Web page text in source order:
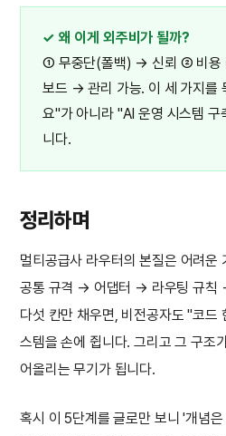
✓ 왜 이게 외주비가 될까?
① 무중단(폴백) → 신뢰 ② 비용
보드 → 관리 가능. 이 세 가지를
요"가 아니라 "AI 운영 시스템 구
니다.
정리하며
멀티공급사 라우터의 본질은 어려운
공통 규격 → 어댑터 → 라우팅 규칙
다섯 칸만 채우면, 비전공자도 "코드
스템을 손에 쥡니다. 그리고 그 구조
어올리는 무기가 됩니다.
혹시 이 5단계를 글로만 보니 '개념